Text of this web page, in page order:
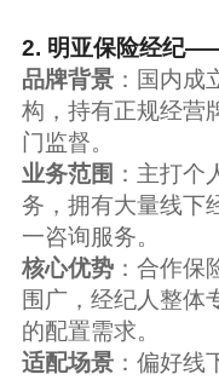
2. 明亚保险经纪
品牌背景：国内成
构，持有正规经营
门监督。
业务范围 ：主打个
务，拥有大量线下
一咨询服务。
核心优势：合作保
围广，经纪人整体
的配置需求。
适配场景：偏好线